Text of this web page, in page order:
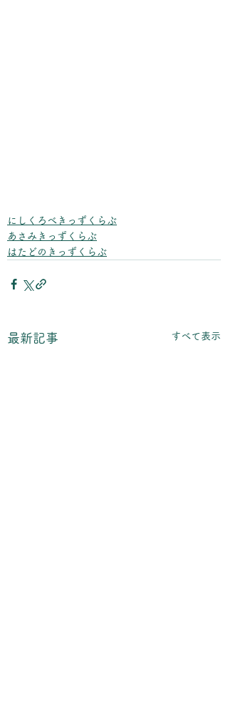
にしくろべきっずくらぶ
あさみきっずくらぶ
はたどのきっずくらぶ
最新記事 すべて表示